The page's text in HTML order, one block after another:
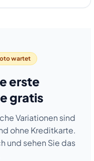
wartet
erste
gratis
Variationen sind
ohne Kreditkarte.
und sehen Sie das